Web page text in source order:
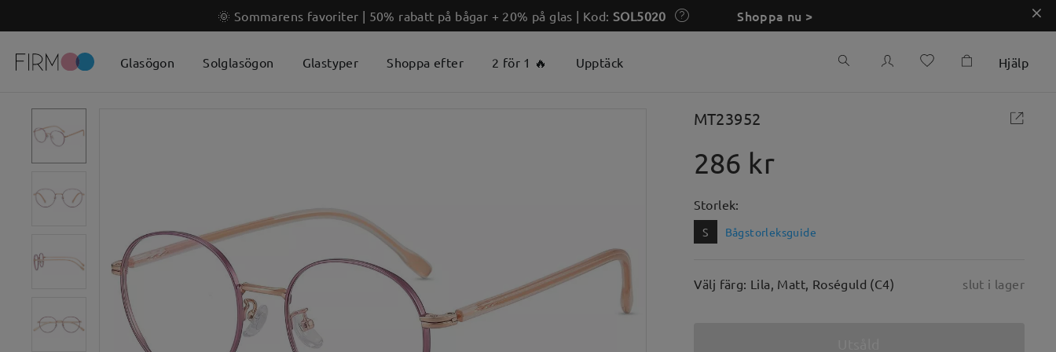
🌞 Sommarens favoriter | 50% rabatt på bågar + 20% på glas | Kod:SOL5020 Shoppa nu >
Glasögon Solglasögon Glastyper Shoppa efter 2 för 1 🔥 Upptäck Hjälp
MT23952
286 kr
Storlek:
S Bågstorleksguide
Välj färg: Lila, Matt, Roséguld (C4) slut i lager